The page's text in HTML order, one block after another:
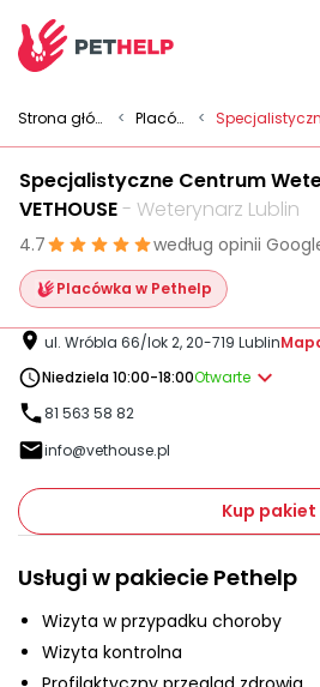
+48 790 277 277
Pakiety weterynaryjne
Ubezpieczenie psa i kota
Benefit dla firm
O nas
Placówki
Zaloguj się
Strona główna < Placówki <
Specjalistyczne Centrum
VETHOUSE- Weterynarz Lublin
4.7 według opinii
Placówka w Pethelp
ul. Wróbla 66/lok 2, 20-719 Lublin
Niedziela 10:00-18:00Otwarte
81 563 58 82
info@vethouse.pl
Kup pakiet
Usługi w pakiecie Pethelp
Wizyta w przypadku choroby
Wizyta kontrolna